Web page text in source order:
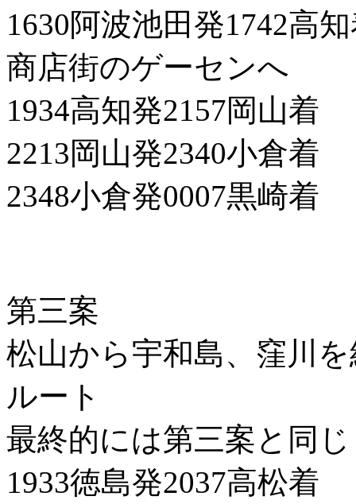
1630阿波池田発1742高
商店街のゲーセンへ
1934高知発2157岡山着
2213岡山発2340小倉着
2348小倉発0007黒崎着
第三案
松山から宇和島、窪川
ルート
最終的には第三案と同じ
1933徳島発2037高松着